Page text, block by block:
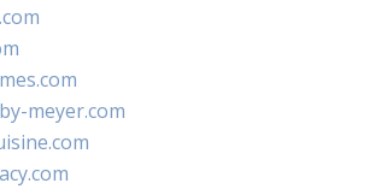
meyer.com